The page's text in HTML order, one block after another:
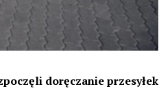
doręczanie przesyłek